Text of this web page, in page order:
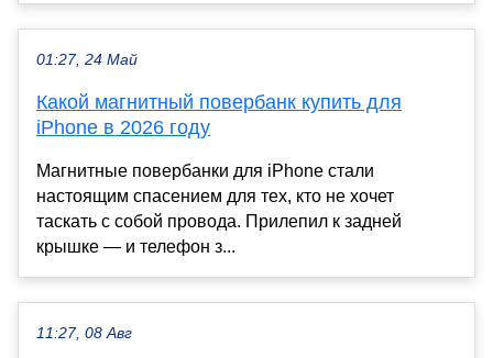
01:27, 24 Май
Какой магнитный повербанк купить для
iPhone в 2026 году
Магнитные повербанки для iPhone стали
настоящим спасением для тех, кто не хочет
таскать с собой провода. Прилепил к задней
крышке — и телефон з...
11:27, 08 Авг